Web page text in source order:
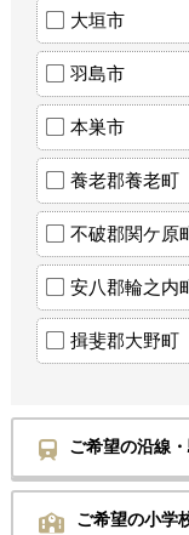
大垣市
羽島市
本巣市
養老郡養老町
不破郡関ケ原
安八郡輪之内
揖斐郡大野町
ご希望の沿線
ご希望の小学